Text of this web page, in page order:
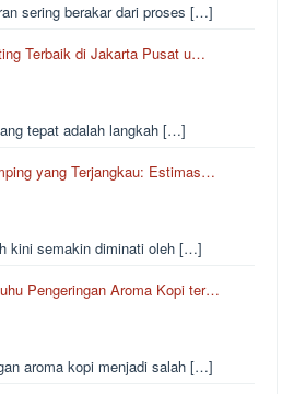
sering berakar dari proses […]
Terbaik di Jakarta Pusat u…
tepat adalah langkah […]
yang Terjangkau: Estimas…
kini semakin diminati oleh […]
Pengeringan Aroma Kopi ter…
aroma kopi menjadi salah […]